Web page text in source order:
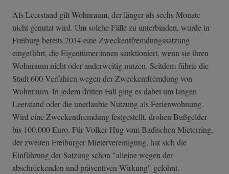
Als Leerstand gilt Wohnraum, der länger als sechs Monate
nicht genutzt wird. Um solche Fälle zu unterbinden, wurde in
Freiburg bereits 2014 eine Zweckentfremdungssatzung
eingeführt, die Eigentümer:innen sanktioniert, wenn sie ihren
Wohnraum nicht oder anderweitig nutzen. Seitdem führte die
Stadt 600 Verfahren wegen der Zweckentfremdung von
Wohnraum. In jedem dritten Fall ging es dabei um langen
Leerstand oder die unerlaubte Nutzung als Ferienwohnung.
Wird eine Zweckentfremdung festgestellt, drohen Bußgelder
bis 100.000 Euro. Für Volker Hug vom Badischen Mieterring,
der zweiten Freiburger Mietervereinigung, hat sich die
Einführung der Satzung schon "alleine wegen der
abschreckenden und präventiven Wirkung" gelohnt.